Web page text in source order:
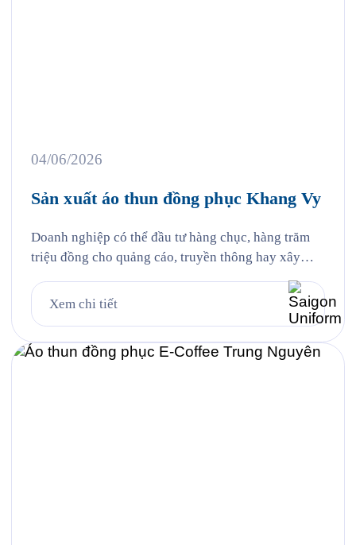
04/06/2026
Sản xuất áo thun đồng phục Khang Vy
Doanh nghiệp có thể đầu tư hàng chục, hàng trăm
triệu đồng cho quảng cáo, truyền thông hay xây
khách hàng nhớ đến lại đến từ những chi tiết gần
gũi nhất, đó chính là hình ảnh đội ngũ nhân sự
Xem chi tiết